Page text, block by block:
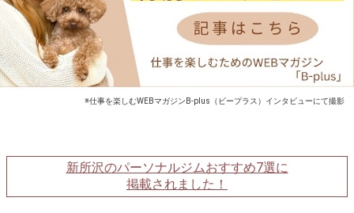
※仕事を楽しむWEBマガジンB-plus（ビープラス）インタビューにて撮影
新所沢のパーソナルジムおすすめ7選に
掲載されました！